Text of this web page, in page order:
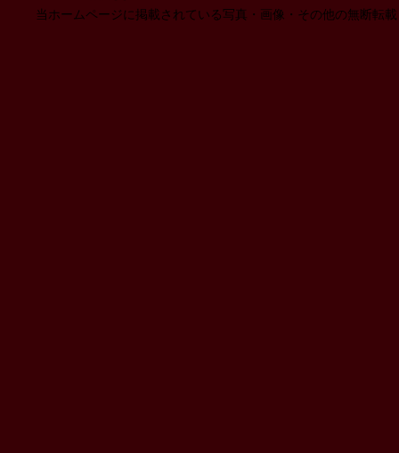
当ホームページに掲載されている写真・画像・その他の無断転